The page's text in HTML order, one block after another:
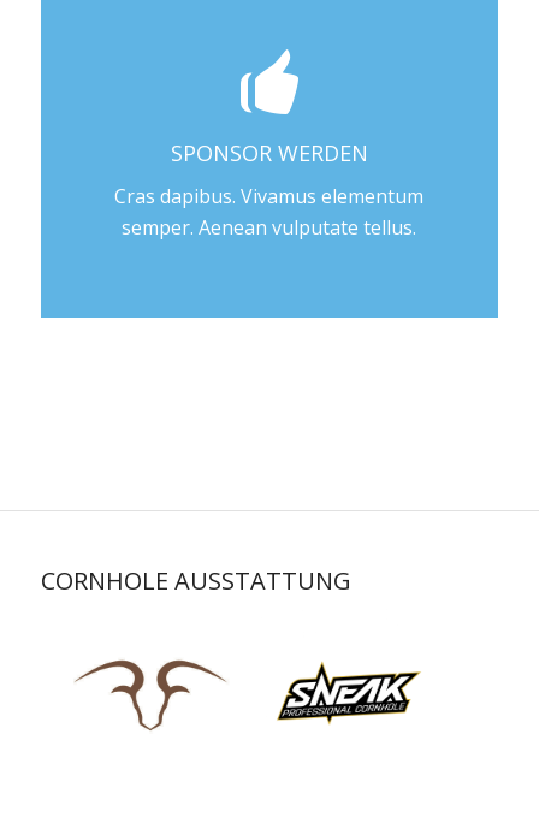
SPONSOR WERDEN
Cras dapibus. Vivamus elementum
semper. Aenean vulputate tellus.
CORNHOLE AUSSTATTUNG